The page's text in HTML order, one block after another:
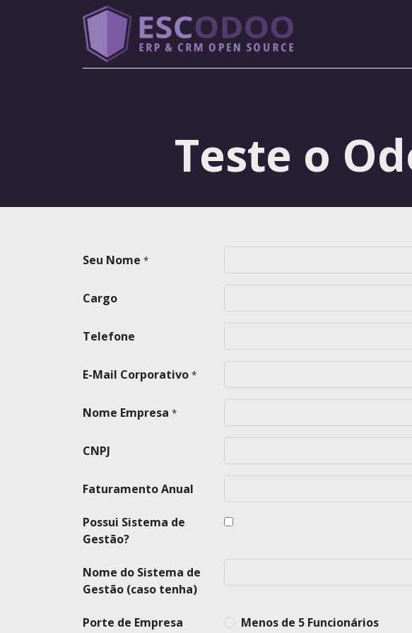
Teste o
Seu Nome *
Cargo
Telefone
E-Mail Corporativo *
Nome Empresa *
CNPJ
Faturamento Anual
Possui Sistema de
Gestão?
Nome do Sistema de
Gestão (caso tenha)
Porte de Empresa Menos de 5 Funcionários